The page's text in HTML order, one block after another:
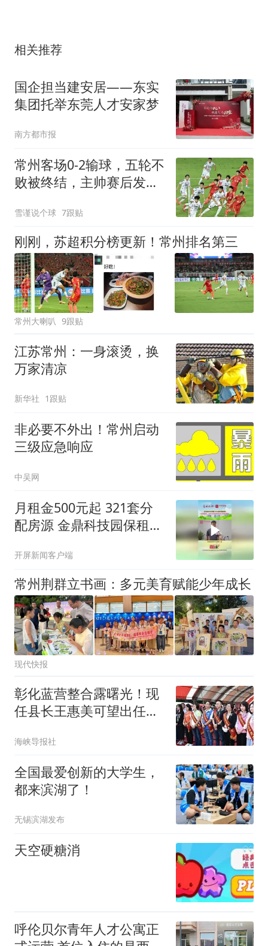
相关推荐
国企担当建安居——东实
集团托举东莞人才安家梦
南方都市报
常州客场0-2输球，五轮不
败被终结，主帅赛后发言
雪谨说个球 7跟贴
刚刚，苏超积分榜更新！常州排名第三
常州大喇叭 9跟贴
江苏常州：一身滚烫，换
万家清凉
新华社 1跟贴
非必要不外出！常州启动
三级应急响应
中吴网
月租金500元起 321套分
配房源 金鼎科技园保租房
开屏新闻客户端
常州荆群立书画：多元美育赋能少年成长
现代快报
彰化蓝营整合露曙光！现
任县长王惠美可望出任魏
海峡导报社
全国最爱创新的大学生，
都来滨湖了！
无锡滨湖发布
天空硬糖消
呼伦贝尔青年人才公寓正